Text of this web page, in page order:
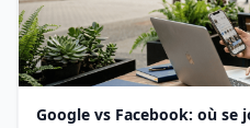
Google vs Facebook: où